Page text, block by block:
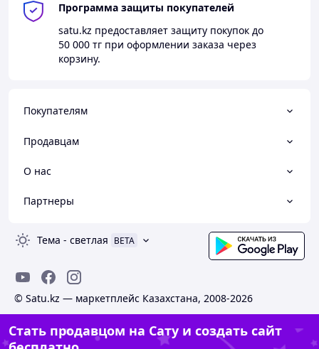
Программа защиты покупателей
satu.kz предоставляет защиту покупок до
50 000 тг при оформлении заказа через
корзину.
Покупателям
Продавцам
О нас
Партнеры
Тема - светлая BETA
© Satu.kz — маркетплейс Казахстана, 2008-2026
Стать продавцом на Сату и создать сайт